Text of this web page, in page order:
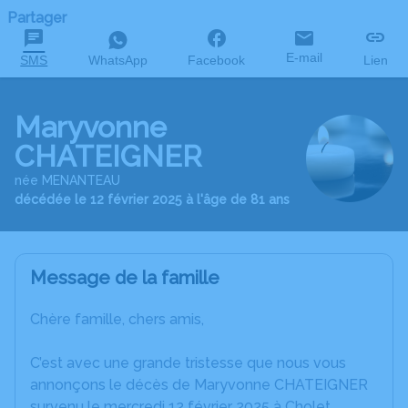
Partager
SMS WhatsApp Facebook E-mail Lien
Maryvonne
CHATEIGNER
née MENANTEAU
décédée le 12 février 2025 à l'âge de 81 ans
Message de la famille
Chère famille, chers amis,
C’est avec une grande tristesse que nous vous
annonçons le décès de Maryvonne CHATEIGNER